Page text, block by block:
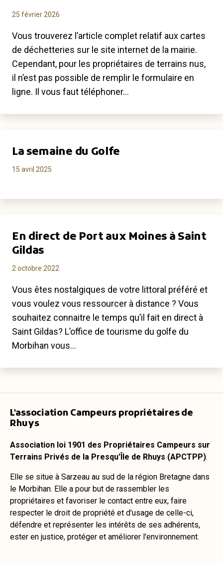
25 février 2026
Vous trouverez l’article complet relatif aux cartes
de déchetteries sur le site internet de la mairie.
Cependant, pour les propriétaires de terrains nus,
il n’est pas possible de remplir le formulaire en
ligne. Il vous faut téléphoner…
La semaine du Golfe
15 avril 2025
En direct de Port aux Moines à Saint
Gildas
2 octobre 2022
Vous êtes nostalgiques de votre littoral préféré et
vous voulez vous ressourcer à distance ? Vous
souhaitez connaitre le temps qu’il fait en direct à
Saint Gildas? L’office de tourisme du golfe du
Morbihan vous…
L'association Campeurs propriétaires de
Rhuys
Association loi 1901 des Propriétaires Campeurs sur
Terrains Privés de la Presqu'Île de Rhuys (APCTPP).
Elle se situe à Sarzeau au sud de la région Bretagne dans
le Morbihan. Elle a pour but de rassembler les
propriétaires et favoriser le contact entre eux, faire
respecter le droit de propriété et d'usage de celle-ci,
défendre et représenter les intérêts de ses adhérents,
ester en justice, protéger et améliorer l'environnement.